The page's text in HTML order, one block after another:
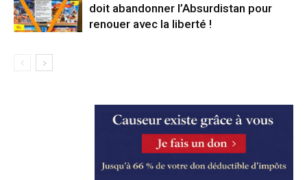
doit abandonner l’Absurdistan pour
renouer avec la liberté !